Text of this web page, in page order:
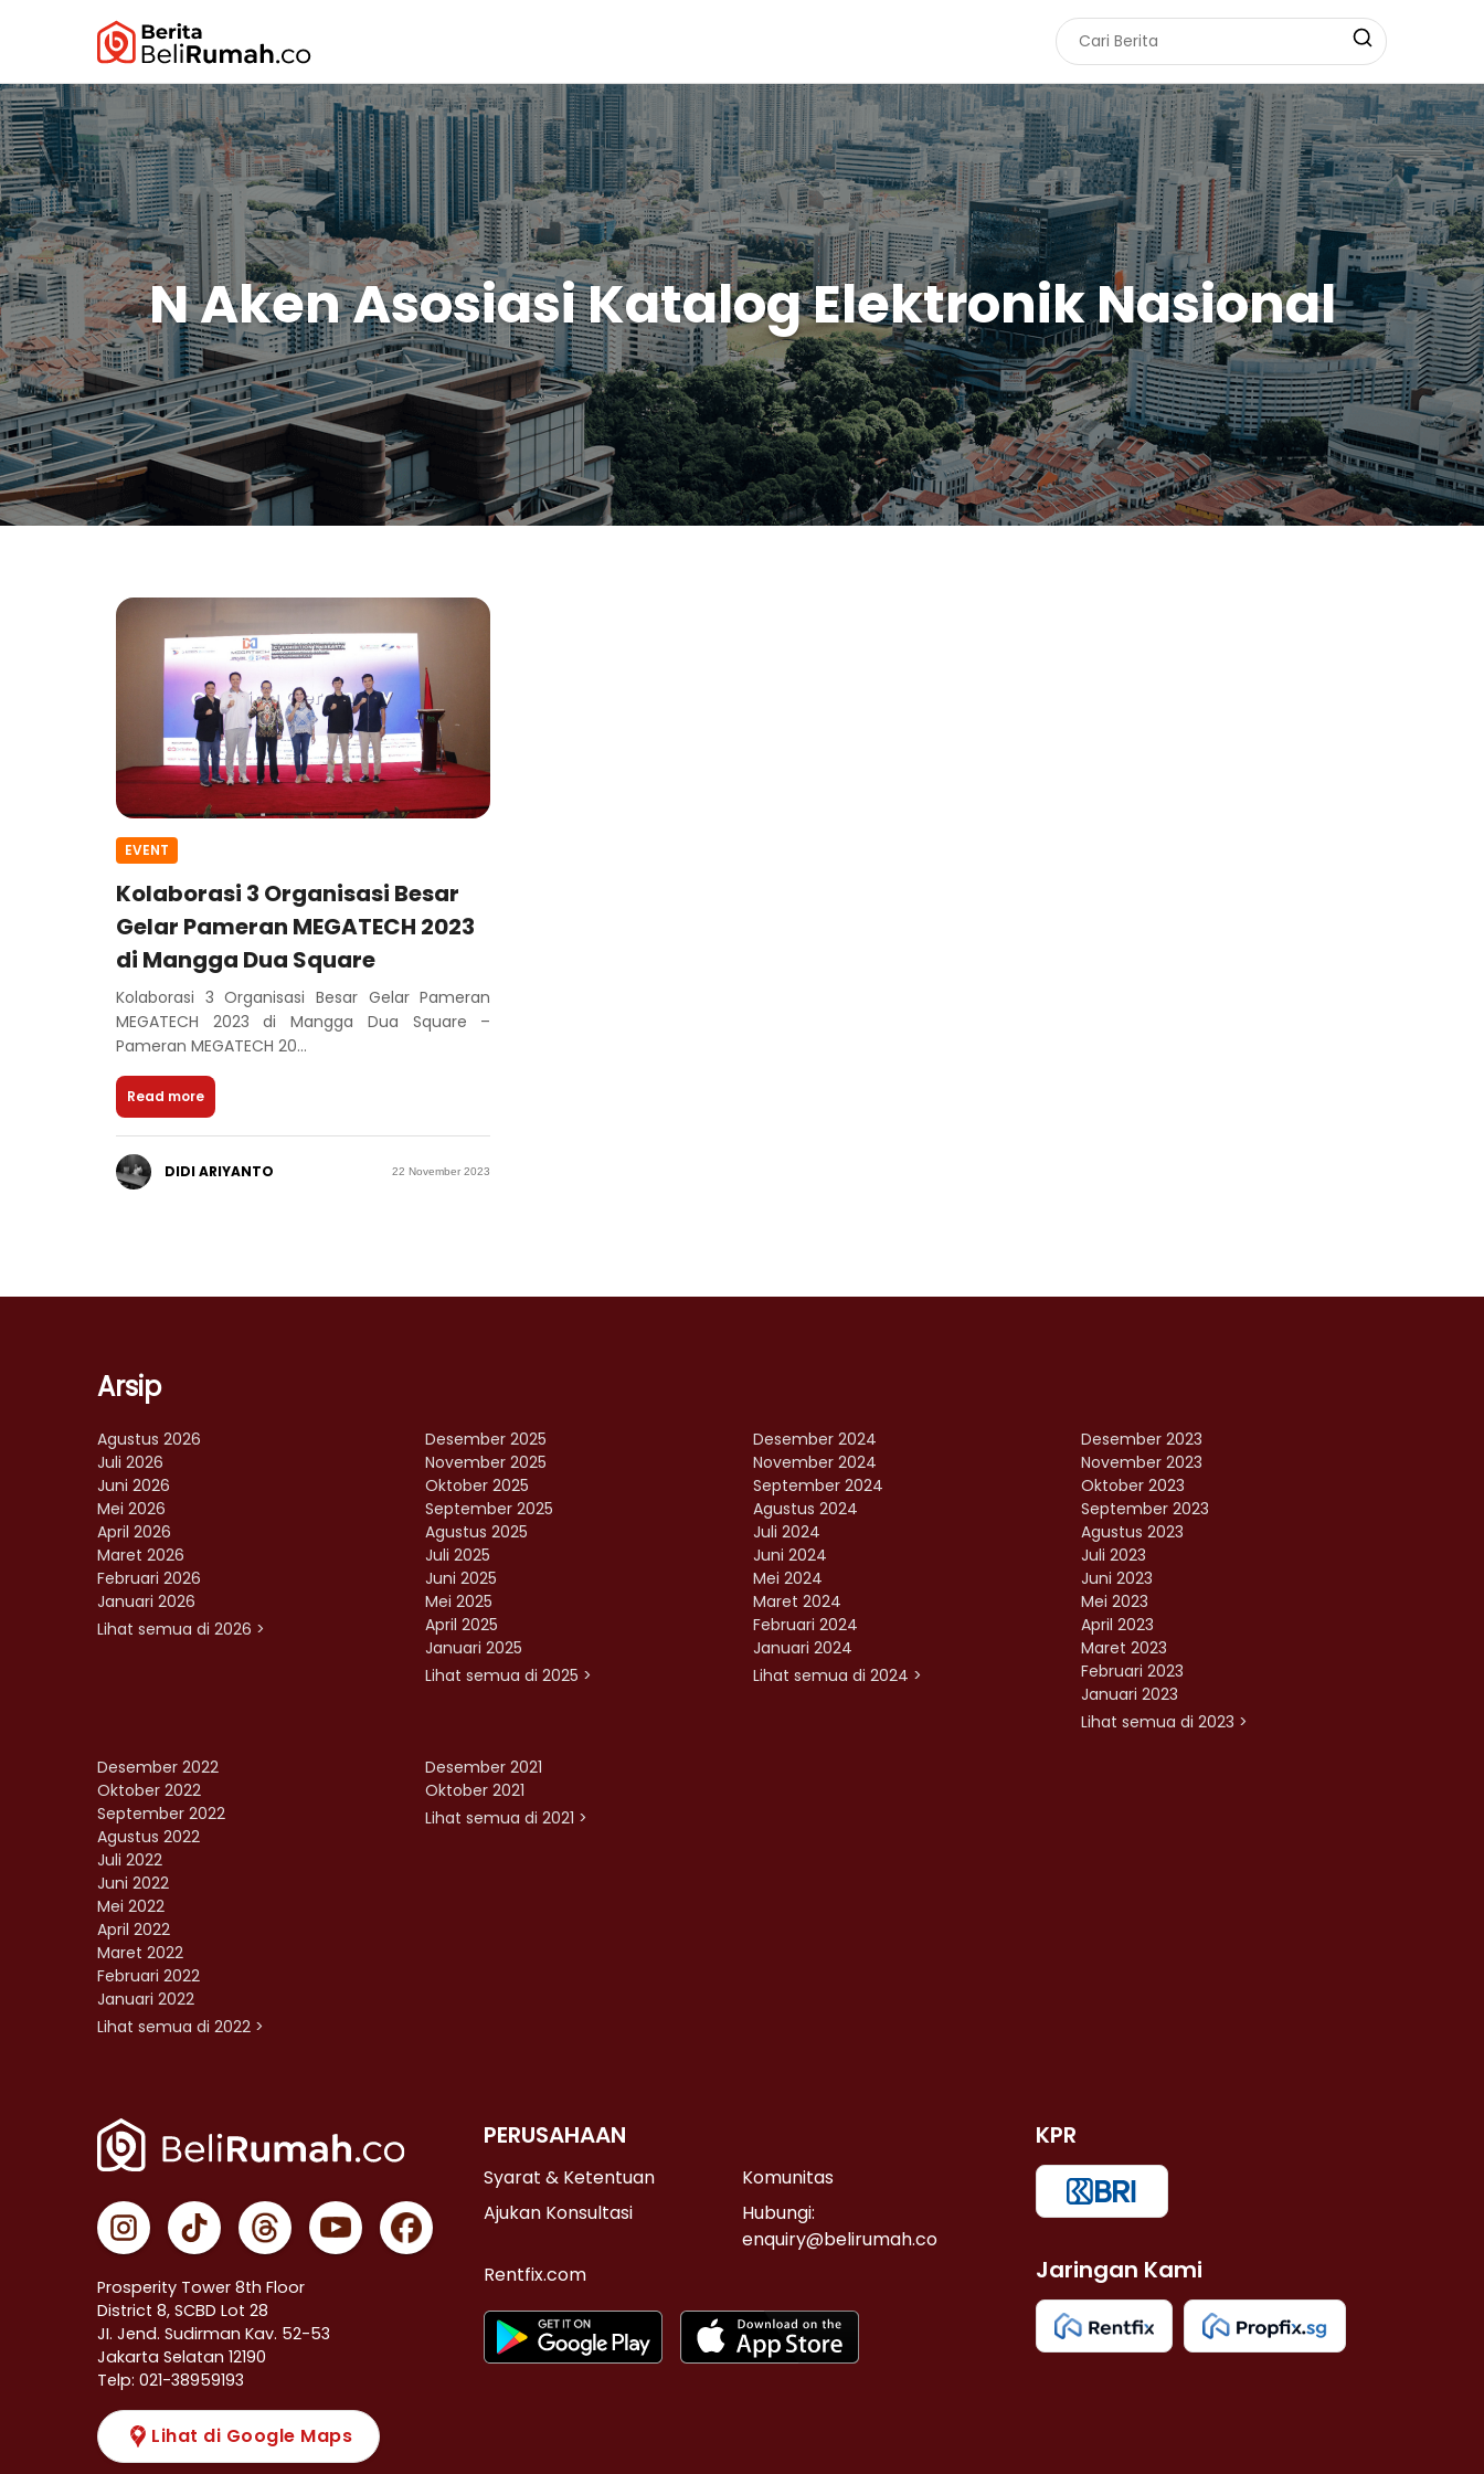
N Aken Asosiasi Katalog Elektronik Nasional
EVENT
Kolaborasi 3 Organisasi Besar
Gelar Pameran MEGATECH 2023
di Mangga Dua Square
Kolaborasi 3 Organisasi Besar Gelar Pameran
MEGATECH 2023 di Mangga Dua Square –
Pameran MEGATECH 20...
Read more
DIDI ARIYANTO 22 November 2023
Arsip
Agustus 2026
Juli 2026
Juni 2026
Mei 2026
April 2026
Maret 2026
Februari 2026
Januari 2026
Lihat semua di 2026 >
Desember 2025
November 2025
Oktober 2025
September 2025
Agustus 2025
Juli 2025
Juni 2025
Mei 2025
April 2025
Januari 2025
Lihat semua di 2025 >
Desember 2024
November 2024
September 2024
Agustus 2024
Juli 2024
Juni 2024
Mei 2024
Maret 2024
Februari 2024
Januari 2024
Lihat semua di 2024 >
Desember 2023
November 2023
Oktober 2023
September 2023
Agustus 2023
Juli 2023
Juni 2023
Mei 2023
April 2023
Maret 2023
Februari 2023
Januari 2023
Lihat semua di 2023 >
Desember 2022
Oktober 2022
September 2022
Agustus 2022
Juli 2022
Juni 2022
Mei 2022
April 2022
Maret 2022
Februari 2022
Januari 2022
Lihat semua di 2022 >
Desember 2021
Oktober 2021
Lihat semua di 2021 >
Prosperity Tower 8th Floor
District 8, SCBD Lot 28
JI. Jend. Sudirman Kav. 52-53
Jakarta Selatan 12190
Telp: 021-38959193
Lihat di Google Maps
PERUSAHAAN
Syarat & Ketentuan
Komunitas
Ajukan Konsultasi
Hubungi:
enquiry@belirumah.co
Rentfix.com
KPR
Jaringan Kami